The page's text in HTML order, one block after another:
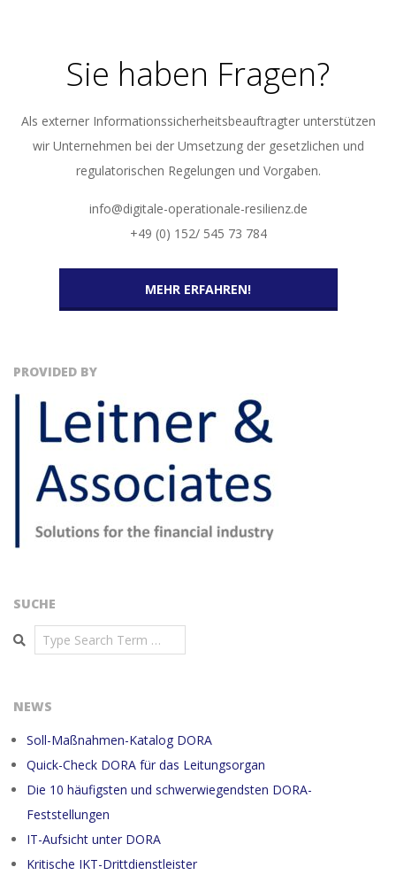
Sie haben Fragen?
Als externer Informationssicherheitsbeauftragter unterstützen
wir Unternehmen bei der Umsetzung der gesetzlichen und
regulatorischen Regelungen und Vorgaben.
info@digitale-operationale-resilienz.de
+49 (0) 152/ 545 73 784
MEHR ERFAHREN!
PROVIDED BY
SUCHE
Search
NEWS
Soll-Maßnahmen-Katalog DORA
Quick-Check DORA für das Leitungsorgan
Die 10 häufigsten und schwerwiegendsten DORA-
Feststellungen
IT-Aufsicht unter DORA
Kritische IKT-Drittdienstleister